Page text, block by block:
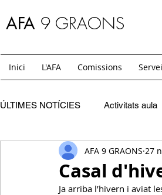
AFA 9 GRAONS
Inici L'AFA Comissions
ÚLTIMES NOTÍCIES Activitats aula
C. Festes SC. Extraescolars
Casal
AFA 9 GRAONS 27
Ja arriba l’hivern i aviat